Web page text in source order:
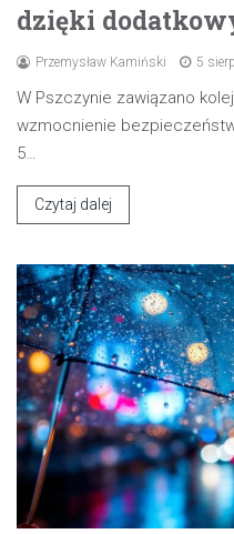
dzięki
Przemysław Kamiński 5
W Pszczynie zawiązano
wzmocnienie
5…
Czytaj dalej